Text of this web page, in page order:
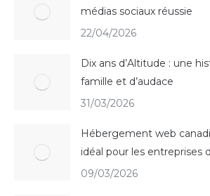
médias sociaux réussie
22/04/2026
Dix ans d’Altitude : une
famille et d’audace
31/03/2026
Hébergement web
idéal pour les entreprises
09/03/2026